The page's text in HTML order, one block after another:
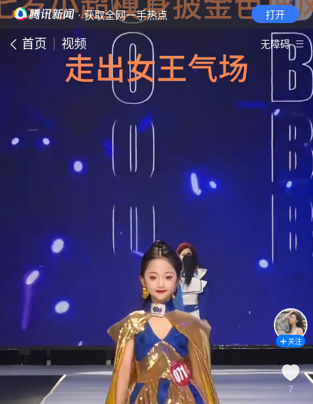
· 获取全网一手热点 打开
首页 视频 无障碍
关注
7